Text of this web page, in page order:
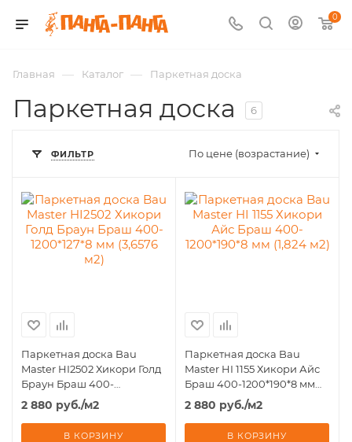
0
Главная — Каталог — Паркетная доска
Паркетная доска 6
ФИЛЬТР По цене (возрастание)
Паркетная доска Bau
Master HI2502 Хикори Голд
Браун Браш 400-
1200*127*8 мм (3,6576 м2)
2 880 руб./м2
В КОРЗИНУ
Паркетная доска Bau
Master HI 1155 Хикори Айс
Браш 400-1200*190*8 мм
(1,824 м2)
2 880 руб./м2
В КОРЗИНУ